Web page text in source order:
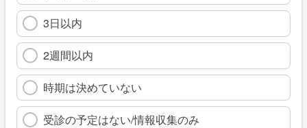
3日以内
2週間以内
時期は決めていない
受診の予定はない/情報収集のみ